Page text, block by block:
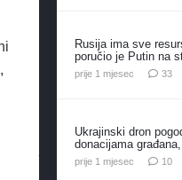
Rusija ima sve
poručio je Putin na
prije 1 mjesec 33
Ukrajinski dron
donacijama
prije 1 mjesec 10